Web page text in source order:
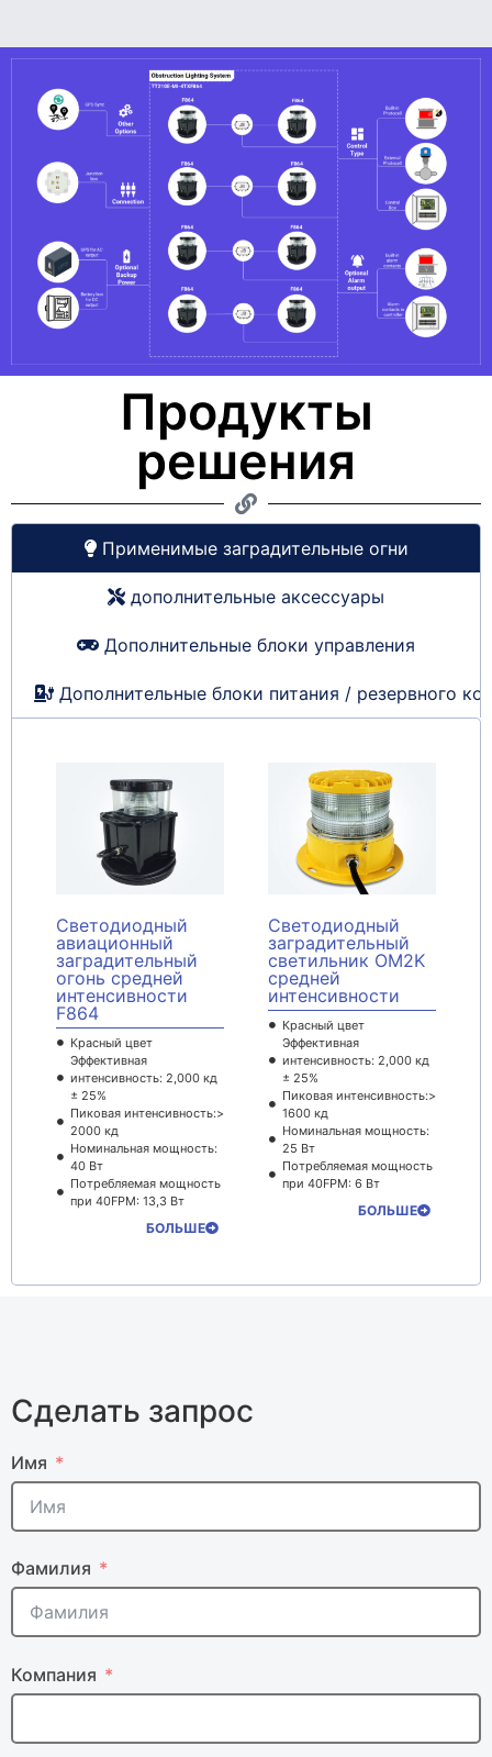
Продукты
решения
Применимые заградительные огни
дополнительные аксессуары
Дополнительные блоки управления
Дополнительные блоки питания / резервного
Светодиодный
авиационный
заградительный
огонь средней
интенсивности
F864
Красный цвет
Эффективная
интенсивность: 2,000 кд
± 25%
Пиковая интенсивность:>
2000 кд
Номинальная мощность:
40 Вт
Потребляемая мощность
при 40FPM: 13,3 Вт
БОЛЬШЕ
Светодиодный
заградительный
светильник OM2K
средней
интенсивности
Красный цвет
Эффективная
интенсивность: 2,000 кд
± 25%
Пиковая интенсивность:>
1600 кд
Номинальная мощность:
25 Вт
Потребляемая мощность
при 40FPM: 6 Вт
БОЛЬШЕ
Сделать запрос
Имя
Фамилия
Компания